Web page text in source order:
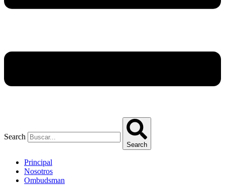
Search
Search
Principal
Nosotros
Ombudsman